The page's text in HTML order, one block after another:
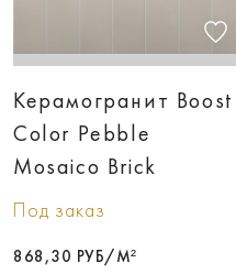
Керамогранит Boost
Color Pebble
Mosaico Brick
Под заказ
868,30 РУБ/М²